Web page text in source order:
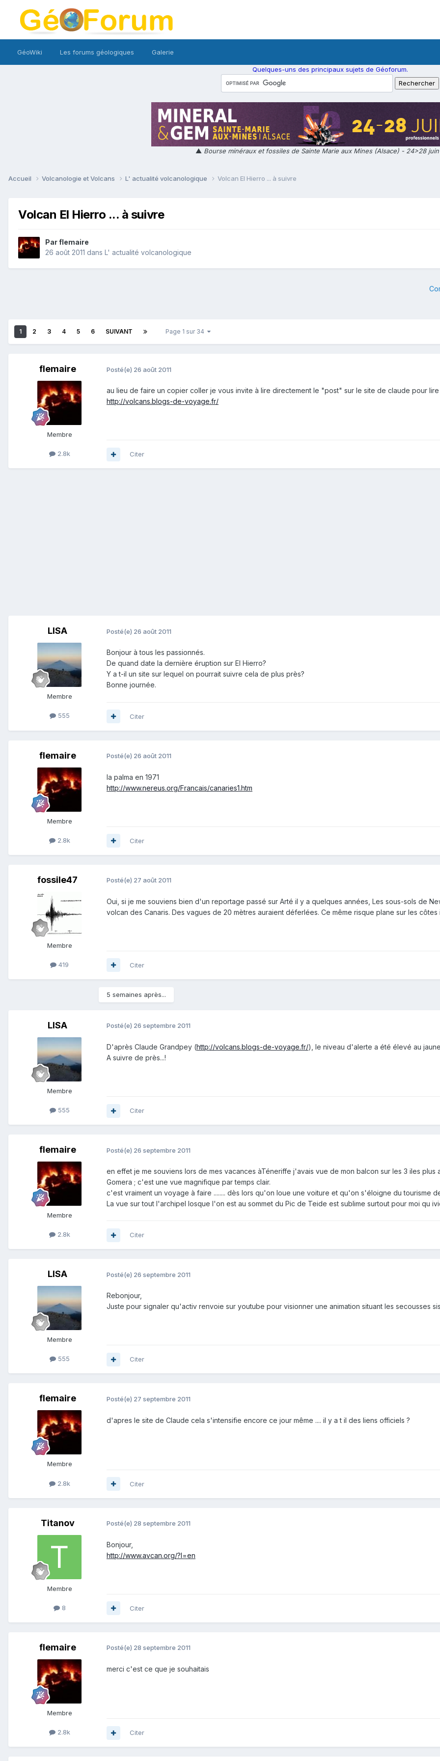
GéoWiki Les forums géologiques Galerie
Quelques-uns des principaux sujets de Géoforum.
▲ Bourse minéraux et fossiles de Sainte Marie aux Mines (Alsace) - 24>28
Accueil Volcanologie et Volcans L' actualité volcanologique Volcan El Hierro ... à suivre
Volcan El Hierro ... à suivre
Parflemaire
26 août 2011 dans L' actualité volcanologique
1 2 3 4 5 6 SUIVANT Page 1 sur 34
flemaire
Membre
2.8k
Posté(e) 26 août 2011
au lieu de faire un copier coller je vous invite à lire directement le "post" sur le site de claude pour
http://volcans.blogs-de-voyage.fr/
Citer
LISA
Membre
555
Posté(e) 26 août 2011
Bonjour à tous les passionnés.
De quand date la dernière éruption sur El Hierro?
Y a t-il un site sur lequel on pourrait suivre cela de plus près?
Bonne journée.
Citer
flemaire
Membre
2.8k
Posté(e) 26 août 2011
la palma en 1971
http://www.nereus.org/Francais/canaries1.htm
Citer
fossile47
Membre
419
Posté(e) 27 août 2011
Oui, si je me souviens bien d'un reportage passé sur Arté il y a quelques années, Les sous-sols de
volcan des Canaris. Des vagues de 20 mètres auraient déferlées. Ce même risque plane sur les côtes
Citer
5 semaines après...
LISA
Membre
555
Posté(e) 26 septembre 2011
D'après Claude Grandpey (http://volcans.blogs-de-voyage.fr/), le niveau d'alerte a été élevé au
A suivre de près...!
Citer
flemaire
Membre
2.8k
Posté(e) 26 septembre 2011
en effet je me souviens lors de mes vacances àTéneriffe j'avais vue de mon balcon sur les 3 iles
Gomera ; c'est une vue magnifique par temps clair.
c'est vraiment un voyage à faire ........ dès lors qu'on loue une voiture et qu'on s'éloigne du tourisme
La vue sur tout l'archipel losque l'on est au sommet du Pic de Teide est sublime surtout pour moi qu
Citer
LISA
Membre
555
Posté(e) 26 septembre 2011
Rebonjour,
Juste pour signaler qu'activ renvoie sur youtube pour visionner une animation situant les secousses
Citer
flemaire
Membre
2.8k
Posté(e) 27 septembre 2011
d'apres le site de Claude cela s'intensifie encore ce jour même .... il y a t il des liens officiels ?
Citer
Titanov
Membre
8
Posté(e) 28 septembre 2011
Bonjour,
http://www.avcan.org/?l=en
Citer
flemaire
Membre
2.8k
Posté(e) 28 septembre 2011
merci c'est ce que je souhaitais
Citer